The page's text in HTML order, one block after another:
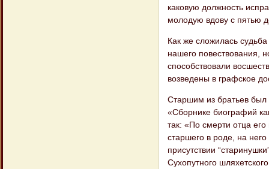
каковую должность
молодую вдову с пятью
Как же сложилась
нашего повествования,
способствовали
возведены в графское
Старшим из братьев был
«Сборнике биографий
так: «По смерти отца
старшего в роде, на
присутствии
Сухопутного